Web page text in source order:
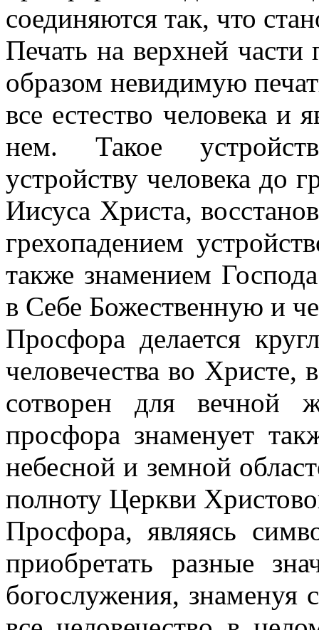
соединяются так, что
Печать на верхней
образом невидимую
все естество человека
нем. Такое
устройству человека до
Иисуса Христа,
грехопадением
также знамением
в Себе Божественную и
Просфора делается
человечества во Христе,
сотворен для вечной
просфора знаменует
небесной и земной
полноту Церкви
Просфора, являясь
приобретать разные
богослужения, знаменуя